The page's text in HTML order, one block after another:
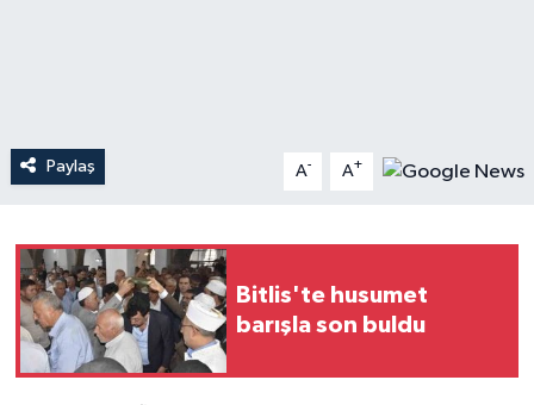
Paylaş A- A+
Bitlis'te husumet
barışla son buldu
Teknoloji
Yaşam